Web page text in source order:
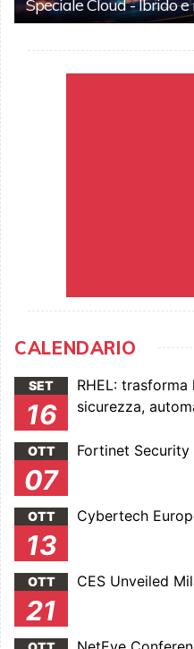
Speciale Cloud - Ibrido
CALENDARIO
SET
16
RHEL:
sicurezza,
OTT
07
Fortinet Security
OTT
13
Cybertech
OTT
21
CES Unveiled